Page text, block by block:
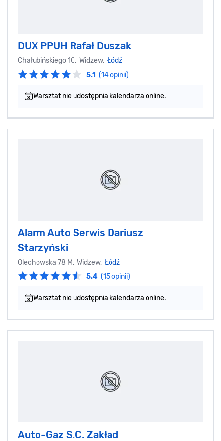
DUX PPUH Rafał Duszak
Chałubińskiego 10, Widzew, Łódź
5.1 (14 opinii)
Warsztat nie udostępnia kalendarza online.
Alarm Auto Serwis Dariusz
Starzyński
Olechowska 78 M, Widzew, Łódź
5.4 (15 opinii)
Warsztat nie udostępnia kalendarza online.
Auto-Gaz S.C. Zakład